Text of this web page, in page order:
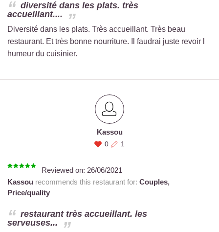
diversité dans les plats. très
accueillant....
Diversité dans les plats. Très accueillant. Très beau
restaurant. Et très bonne nourriture. Il faudrai juste revoir l
humeur du cuisinier.
Kassou
0 1
Reviewed on: 26/06/2021
Kassou recommends this restaurant for: Couples,
Price/quality
restaurant très accueillant. les
serveuses...